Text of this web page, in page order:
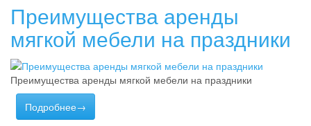
Преимущества аренды
мягкой мебели на праздники
Преимущества аренды мягкой мебели на праздники
Подробнее→